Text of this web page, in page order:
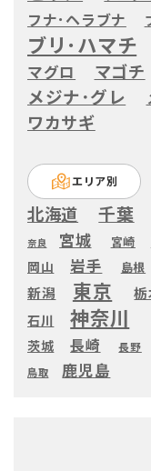
フナ･ヘラブナ
ブリ･ハマチ
マグロ マゴチ
メジナ･グレ
ワカサギ
エリア別
北海道 千葉
奈良 宮城 宮崎
岡山
岩手 島根
新潟 東京 栃
石川
神奈川
茨城 長崎 長野
鳥取 鹿児島